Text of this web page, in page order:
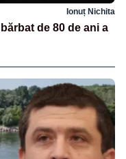
Ionuț Nichita
de 80 de ani a